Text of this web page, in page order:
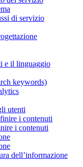
di servizio
e il linguaggio
keywords)
utenti
i contenuti
i contenuti
dell’informazione